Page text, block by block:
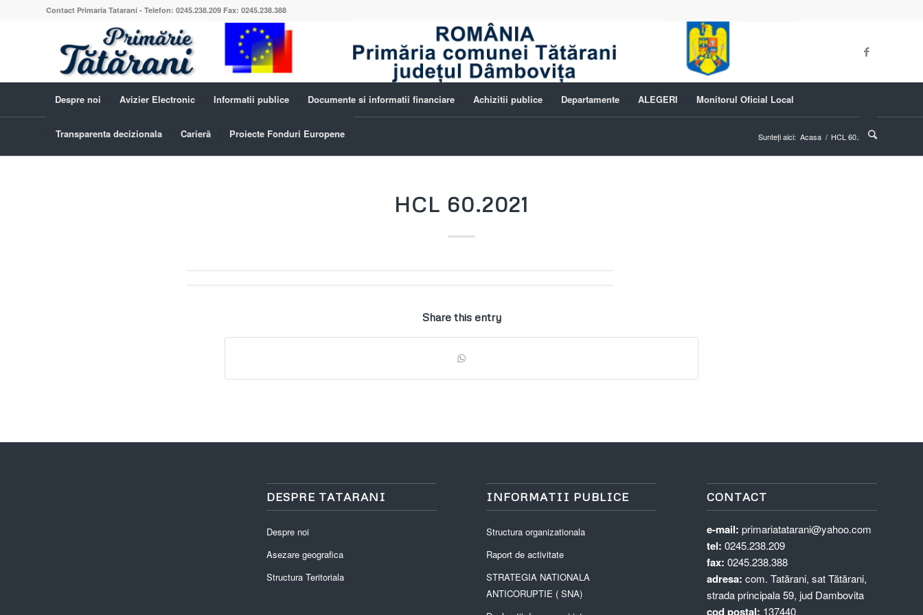
Contact Primaria Tatarani - Telefon: 0245.238.209 Fax: 0245.238.388
Despre noi Avizier Electronic Informatii publice Documente si informatii financiare Achizitii publice Departamente ALEGERI Monitorul Oficial Local
Transparenta decizionala Carieră Proiecte Fonduri Europene
Blog - Ultimele știri Sunteți aici: Acasa / HCL 60.2021
HCL 60.2021
Share this entry
DESPRE TATARANI
Despre noi
Asezare geografica
Structura Teritoriala
INFORMATII PUBLICE
Structura organizationala
Raport de activitate
STRATEGIA NATIONALA
ANTICORUPTIE ( SNA)
CONTACT
e-mail: primariatatarani@yahoo.com
tel: 0245.238.209
fax: 0245.238.388
adresa: com. Tatărani, sat Tătărani,
strada principala 59, jud Dambovita
cod postal: 137440